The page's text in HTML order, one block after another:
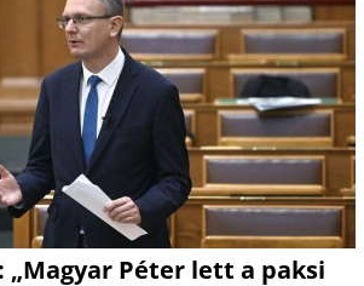
„Magyar Péter lett a paksi